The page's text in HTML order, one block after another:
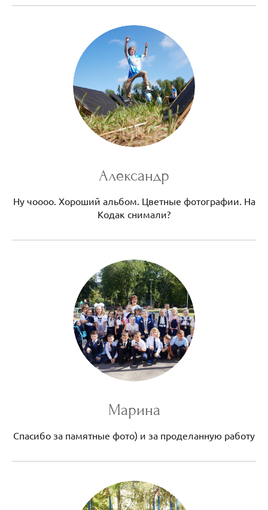
Александр
Ну чоооо. Хороший альбом. Цветные фотографии. На
Кодак снимали?
Марина
Спасибо за памятные фото) и за проделанную работу